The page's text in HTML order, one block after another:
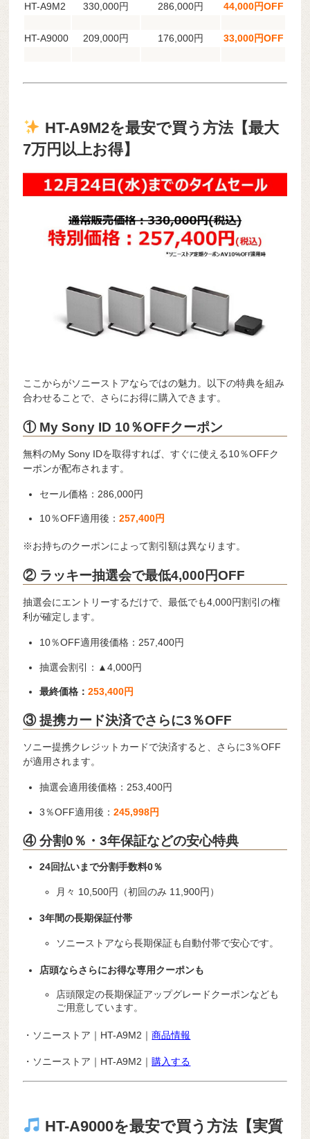
HT-A9M2 330,000円 286,000円 44,000円OFF
HT-A9000 209,000円 176,000円 33,000円OFF
HT-A9M2を最安で買う方法【最大
7万円以上お得】
ここからがソニーストアならではの魅力。以下の特典を組み
合わせることで、さらにお得に購入できます。
① My Sony ID 10％OFFクーポン
無料のMy Sony IDを取得すれば、すぐに使える10％OFFク
ーポンが配布されます。
セール価格：286,000円
10％OFF適用後：257,400円
※お持ちのクーポンによって割引額は異なります。
② ラッキー抽選会で最低4,000円OFF
抽選会にエントリーするだけで、最低でも4,000円割引の権
利が確定します。
10％OFF適用後価格：257,400円
抽選会割引：▲4,000円
最終価格：253,400円
③ 提携カード決済でさらに3％OFF
ソニー提携クレジットカードで決済すると、さらに3％OFF
が適用されます。
抽選会適用後価格：253,400円
3％OFF適用後：245,998円
④ 分割0％・3年保証などの安心特典
24回払いまで分割手数料0％
月々 10,500円（初回のみ 11,900円）
3年間の長期保証付帯
ソニーストアなら長期保証も自動付帯で安心です。
店頭ならさらにお得な専用クーポンも
店頭限定の長期保証アップグレードクーポンなども
ご用意しています。
・ソニーストア｜HT-A9M2｜商品情報
・ソニーストア｜HT-A9M2｜ 購入する
HT-A9000を最安で買う方法【実質